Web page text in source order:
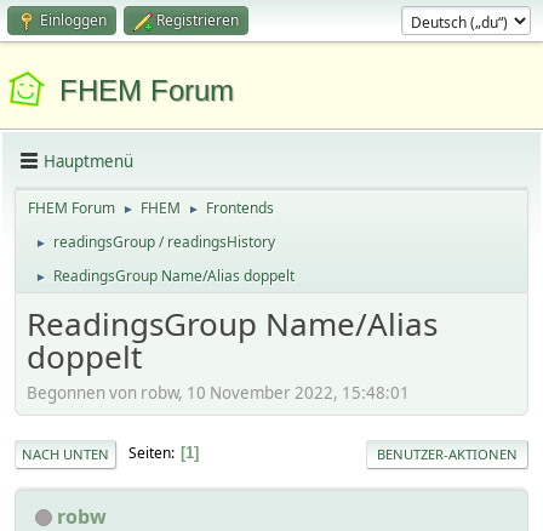
Einloggen Registrieren
FHEM Forum
Hauptmenü
FHEM Forum ► FHEM ► Frontends
► readingsGroup / readingsHistory
► ReadingsGroup Name/Alias doppelt
ReadingsGroup Name/Alias
doppelt
Begonnen von robw, 10 November 2022, 15:48:01
NACH UNTEN Seiten 1 BENUTZER-AKTIONEN
robw